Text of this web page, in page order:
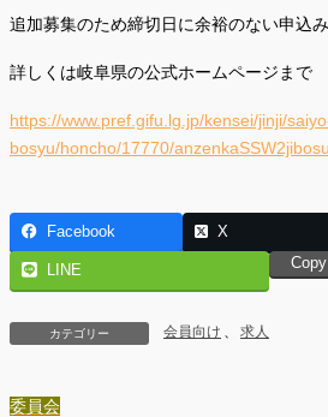
追加募集のため締切日に余裕のない申込
詳しくは岐阜県の公式ホームページまで
https://www.pref.gifu.lg.jp/kensei/jinji/
bosyu/honcho/17770/
Facebook X
LINE Copy
カテゴリー 会員向け 求人
委員会